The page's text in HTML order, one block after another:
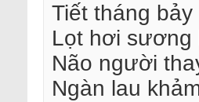
Tiết tháng
Lọt hơi sương
Não người
Ngàn lau